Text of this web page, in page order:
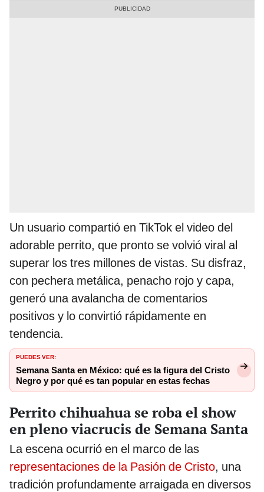
Un usuario compartió en TikTok el video del
adorable perrito, que pronto se volvió viral al
superar los tres millones de vistas. Su disfraz,
con pechera metálica, penacho rojo y capa,
generó una avalancha de comentarios
positivos y lo convirtió rápidamente en
tendencia.
PUEDES VER:
Semana Santa en México: qué es la figura del Cristo
Negro y por qué es tan popular en estas fechas
Perrito chihuahua se roba el show
en pleno viacrucis de Semana Santa
La escena ocurrió en el marco de las
representaciones de la Pasión de Cristo, una
tradición profundamente arraigada en diversos